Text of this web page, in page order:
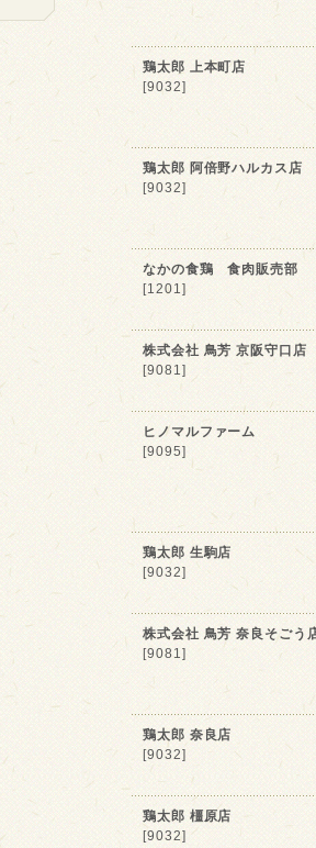
鶏太郎 上本町店
[9032]
鶏太郎 阿倍野ハルカス店
[9032]
なかの食鶏 食肉販売部
[1201]
株式会社 鳥芳 京阪守口店
[9081]
ヒノマルファーム
[9095]
鶏太郎 生駒店
[9032]
株式会社 鳥芳 奈良そごう
[9081]
鶏太郎 奈良店
[9032]
鶏太郎 橿原店
[9032]